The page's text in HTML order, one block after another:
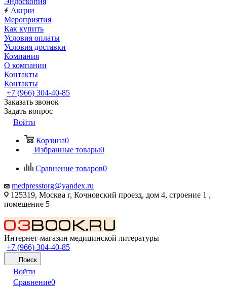
Акции
Мероприятия
Как купить
Условия оплаты
Условия доставки
Компания
О компании
Контакты
Контакты
+7 (966) 304-40-85
Заказать звонок
Задать вопрос
Войти
Корзина0
Избранные товары0
Сравнение товаров0
medpresstorg@yandex.ru
125319, Москва г, Кочновский проезд, дом 4, строение 1 ,
помещение 5
Интернет-магазин медицинской литературы
+7 (966) 304-40-85
Поиск
Войти
Сравнение0